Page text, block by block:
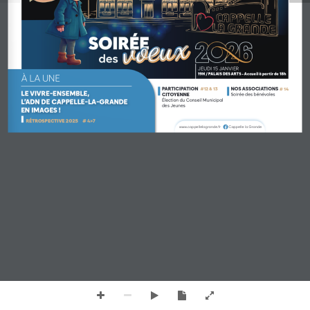
NOS ASSOCIATIONS
Soirée des bénévoles
# 14
PARTICIPATION
CITOYENNE
Élection du Conseil Municipal
des Jeunes
#12 & 13
www.cappellelagrande.frCappelle la Grande
LE VIVREENSEMBLE,
L’ADN DE CAPPELLELAGRANDE
EN IMAGES !
RÉTROSPECTIVE 2025# 4>7
À LA UNE
JEUDI 15 JANVIER
19H / PALAIS DES ARTS - Accueil à partir de 18h